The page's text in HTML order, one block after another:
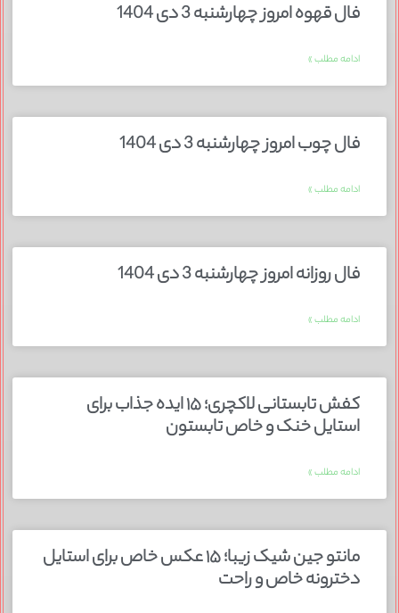
فال قهوه امروز چهارشنبه 3 دی 1404
ادامه مطلب »
فال چوب امروز چهارشنبه 3 دی 1404
ادامه مطلب »
فال روزانه امروز چهارشنبه 3 دی 1404
ادامه مطلب »
کفش تابستانی لاکچری؛ ۱۵ ایده‌ جذاب برای
استایل خنک و خاص تابستون
ادامه مطلب »
مانتو جین شیک زیبا؛ ۱۵ عکس خاص برای استایل
دخترونه خاص و راحت